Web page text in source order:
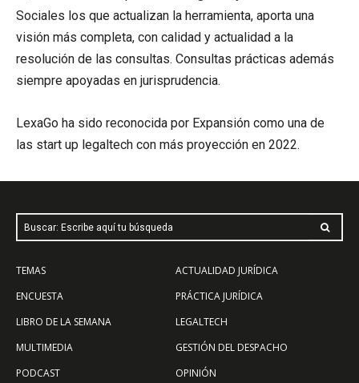
Sociales los que actualizan la herramienta, aporta una
visión más completa, con calidad y actualidad a la
resolución de las consultas. Consultas prácticas además
siempre apoyadas en jurisprudencia.
LexaGo ha sido reconocida por Expansión como una de
las start up legaltech con más proyección en 2022.
Buscar: Escribe aquí tu búsqueda
TEMAS
ENCUESTA
LIBRO DE LA SEMANA
MULTIMEDIA
PODCAST
ACTUALIDAD JURÍDICA
PRÁCTICA JURÍDICA
LEGALTECH
GESTIÓN DEL DESPACHO
OPINIÓN